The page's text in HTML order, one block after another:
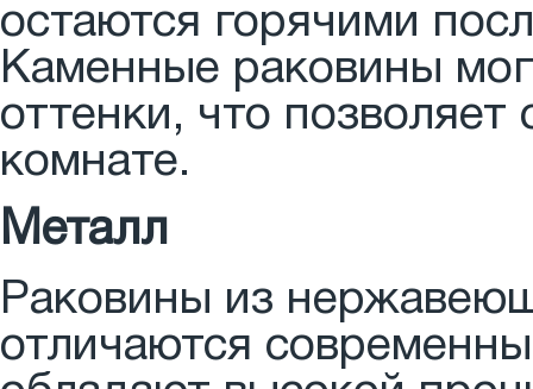
остаются горячими
Каменные раковины
оттенки, что
комнате.
Металл
Раковины из
отличаются